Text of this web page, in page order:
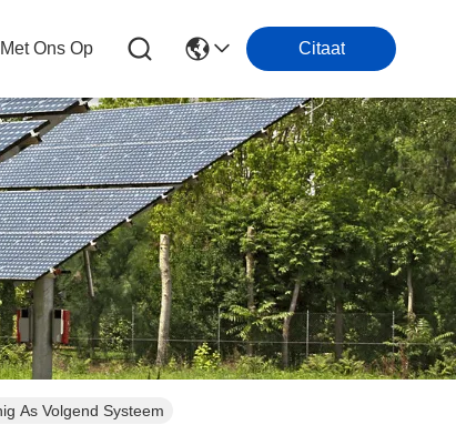
Ons Op Citaat
As Volgend Systeem